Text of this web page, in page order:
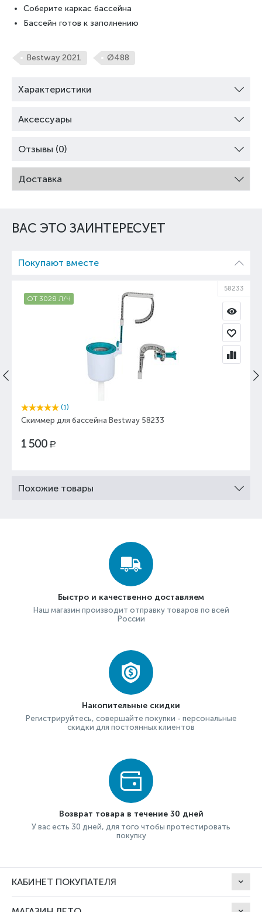
Соберите каркас бассейна
Бассейн готов к заполнению
Bestway 2021 Ø488
Характеристики
Аксессуары
Отзывы (0)
Доставка
ВАС ЭТО ЗАИНТЕРЕСУЕТ
Покупают вместе
ОТ 3028 Л/Ч
58233
(1)
Скиммер для бассейна Bestway 58233
1 500 Р
Похожие товары
Быстро и качественно доставляем
Наш магазин производит отправку товаров по всей
России
Накопительные скидки
Регистрируйтесь, совершайте покупки - персональные
скидки для постоянных клиентов
Возврат товара в течение 30 дней
У вас есть 30 дней, для того чтобы протестировать
покупку
КАБИНЕТ ПОКУПАТЕЛЯ